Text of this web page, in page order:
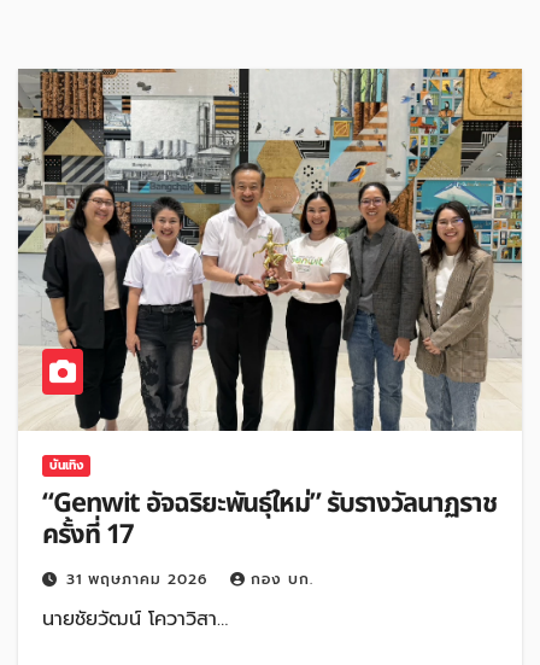
บันเทิง
“Genwit อัจฉริยะพันธุ์ใหม่” รับรางวัลนาฏราช
ครั้งที่ 17
31 พฤษภาคม 2026 กอง บก.
นายชัยวัฒน์ โควาวิสา…